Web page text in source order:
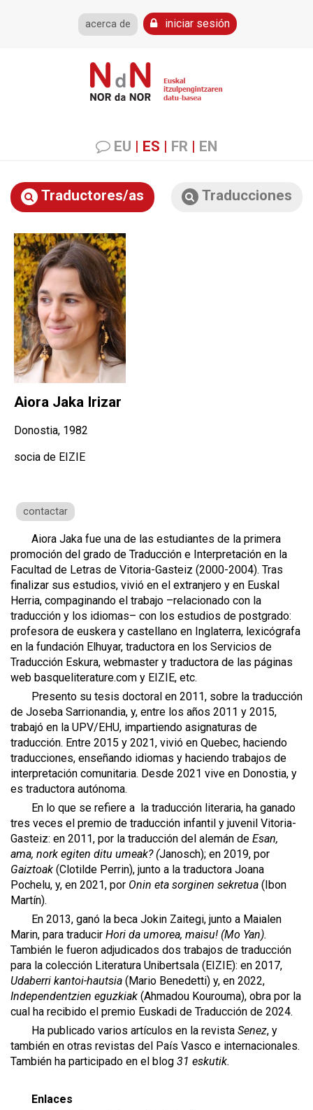
acerca de iniciar sesión
EU | ES | FR | EN
Traductores/as Traducciones
Aiora Jaka Irizar
Donostia, 1982
socia de EIZIE
contactar
Aiora Jaka fue una de las estudiantes de la primera
promoción del grado de Traducción e Interpretación en la
Facultad de Letras de Vitoria-Gasteiz (2000-2004). Tras
finalizar sus estudios, vivió en el extranjero y en Euskal
Herria, compaginando el trabajo –relacionado con la
traducción y los idiomas– con los estudios de postgrado:
profesora de euskera y castellano en Inglaterra, lexicógrafa
en la fundación Elhuyar, traductora en los Servicios de
Traducción Eskura, webmaster y traductora de las páginas
web basqueliterature.com y EIZIE, etc.
Presento su tesis doctoral en 2011, sobre la traducción
de Joseba Sarrionandia, y, entre los años 2011 y 2015,
trabajó en la UPV/EHU, impartiendo asignaturas de
traducción. Entre 2015 y 2021, vivió en Quebec, haciendo
traducciones, enseñando idiomas y haciendo trabajos de
interpretación comunitaria. Desde 2021 vive en Donostia, y
es traductora autónoma.
En lo que se refiere a la traducción literaria, ha ganado
tres veces el premio de traducción infantil y juvenil Vitoria-
Gasteiz: en 2011, por la traducción del alemán de Esan,
ama, nork egiten ditu umeak? (Janosch); en 2019, por
Gaiztoak (Clotilde Perrin), junto a la traductora Joana
Pochelu, y, en 2021, por Onin eta sorginen sekretua (Ibon
Martín).
En 2013, ganó la beca Jokin Zaitegi, junto a Maialen
Marin, para traducir Hori da umorea, maisu! (Mo Yan).
También le fueron adjudicados dos trabajos de traducción
para la colección Literatura Unibertsala (EIZIE): en 2017,
Udaberri kantoi-hautsia (Mario Benedetti) y, en 2022,
Independentzien eguzkiak (Ahmadou Kourouma), obra por la
cual ha recibido el premio Euskadi de Traducción de 2024.
Ha publicado varios artículos en la revista Senez, y
también en otras revistas del País Vasco e internacionales.
También ha participado en el blog 31 eskutik.
Enlaces